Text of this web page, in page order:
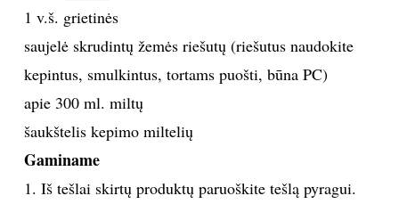
MENAS
ORAI
ĮDOMYBĖS
ISTORIJA
1 v.š. grietinės
saujelė skrudintų žemės riešutų (riešutus naudokite
kepintus, smulkintus, tortams puošti, būna PC)
apie 300 ml. miltų
šaukštelis kepimo miltelių
Gaminame
1. Iš tešlai skirtų produktų paruoškite tešlą pyragui.